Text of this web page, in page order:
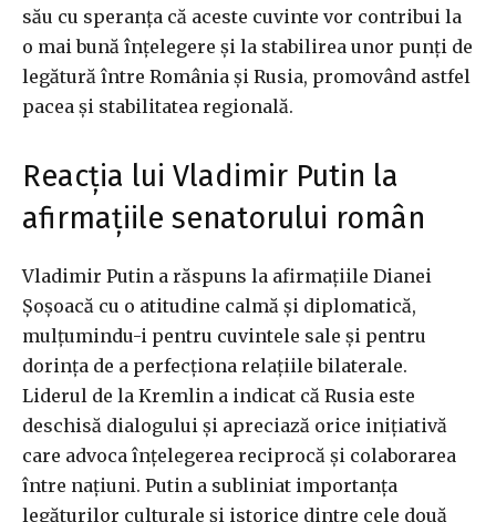
său cu speranța că aceste cuvinte vor contribui la
o mai bună înțelegere și la stabilirea unor punți de
legătură între România și Rusia, promovând astfel
pacea și stabilitatea regională.
Reacția lui Vladimir Putin la
afirmațiile senatorului român
Vladimir Putin a răspuns la afirmațiile Dianei
Șoșoacă cu o atitudine calmă și diplomatică,
mulțumindu-i pentru cuvintele sale și pentru
dorința de a perfecționa relațiile bilaterale.
Liderul de la Kremlin a indicat că Rusia este
deschisă dialogului și apreciază orice inițiativă
care advoca înțelegerea reciprocă și colaborarea
între națiuni. Putin a subliniat importanța
legăturilor culturale și istorice dintre cele două